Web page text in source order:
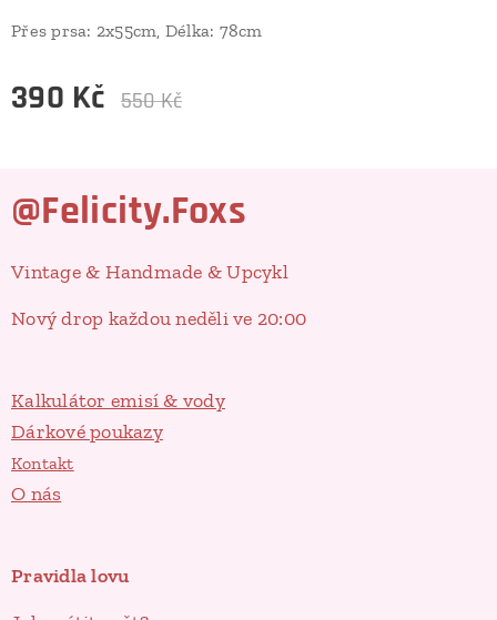
Přes prsa: 2x55cm, Délka: 78cm
390 Kč 550Kč
@Felicity.Foxs
Vintage & Handmade & Upcykl
Nový drop každou neděli ve 20:00
Kalkulátor emisí & vody
Dárkové poukazy
Kontakt
O nás
Pravidla lovu